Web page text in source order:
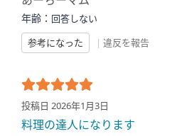
年齢： 回答しない
参考になった
| 違反を報告
投稿日 2026年1月3日
料理の達人になります